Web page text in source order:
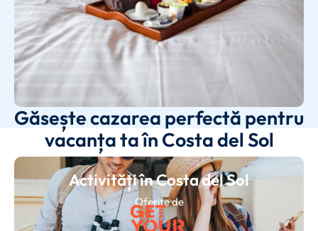
Găsește cazarea perfectă pentru
vacanța ta în Costa del Sol
Activități în Costa del Sol
Oferite de